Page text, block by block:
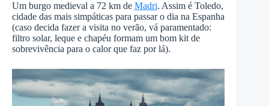
Um burgo medieval a 72 km de Madri. Assim é Toledo,
cidade das mais simpáticas para passar o dia na Espanha
(caso decida fazer a visita no verão, vá paramentado:
filtro solar, leque e chapéu formam um bom kit de
sobrevivência para o calor que faz por lá).